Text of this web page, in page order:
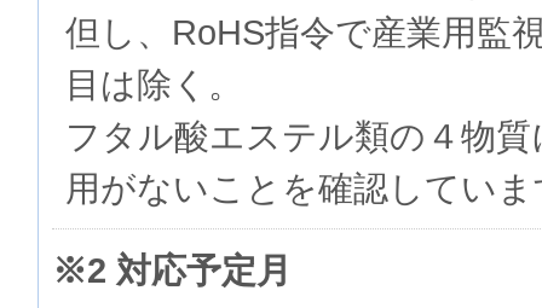
但し、RoHS指令で産業用監
目は除く。
フタル酸エステル類の４物
用がないことを確認してい
※2 対応予定月